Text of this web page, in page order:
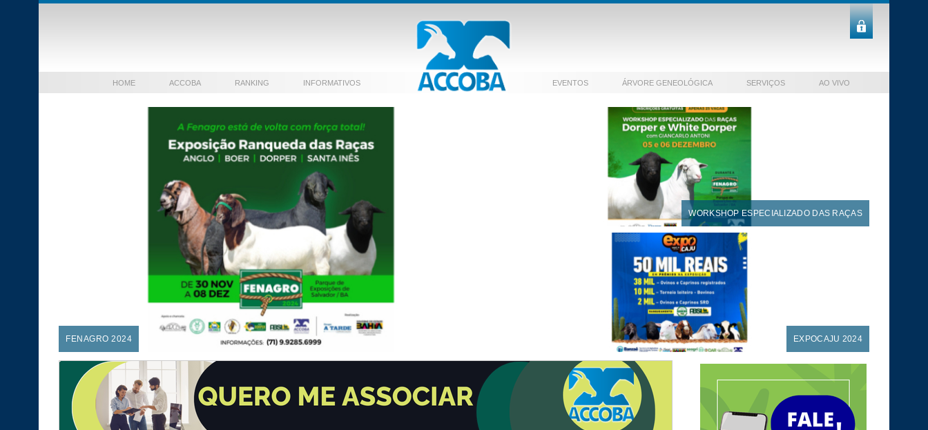
HOME ACCOBA RANKING INFORMATIVOS EVENTOS ÁRVORE GENEOLÓGICA SERVIÇOS AO VIVO
FENAGRO 2024
WORKSHOP ESPECIALIZADO DAS RAÇAS
EXPOCAJU 2024